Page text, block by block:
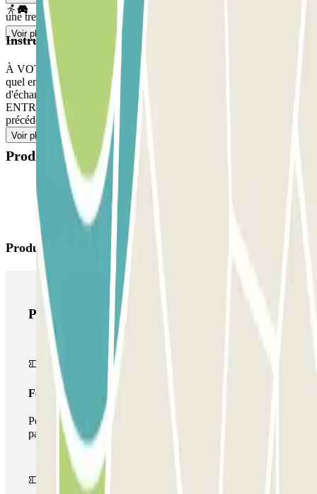
une trentaine de minutes.
Voir plus
Instructions
À VOTRE ARRIVÉE, accédez au parking. Garez-vous à n'importe
quel emplacement libre. Rendez-vous à l'accueil avec votre bon
d'échange Parclick. SI VOTRE PASS PERMET DES
ENTRÉES/SORTIES ILLIMITÉES, suivez le processus indiqué
précédemment pour entrer comme pour sortir.
Voir plus
Produits disponibles
Produits Parclick
Produits Parclick
Forfait Simple
Pendant votre séjour, vous ne pourrez entrer et sortir du
parking qu'une seule fois